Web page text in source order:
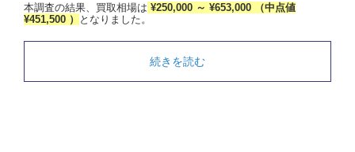
本調査の結果、買取相場は ¥250,000 ～ ¥653,000 （中点値
¥451,500 ）
となりました。
続きを読む